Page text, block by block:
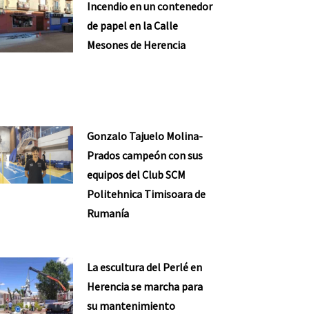
Incendio en un contenedor
de papel en la Calle
Mesones de Herencia
Gonzalo Tajuelo Molina-
Prados campeón con sus
equipos del Club SCM
Politehnica Timisoara de
Rumanía
La escultura del Perlé en
Herencia se marcha para
su mantenimiento